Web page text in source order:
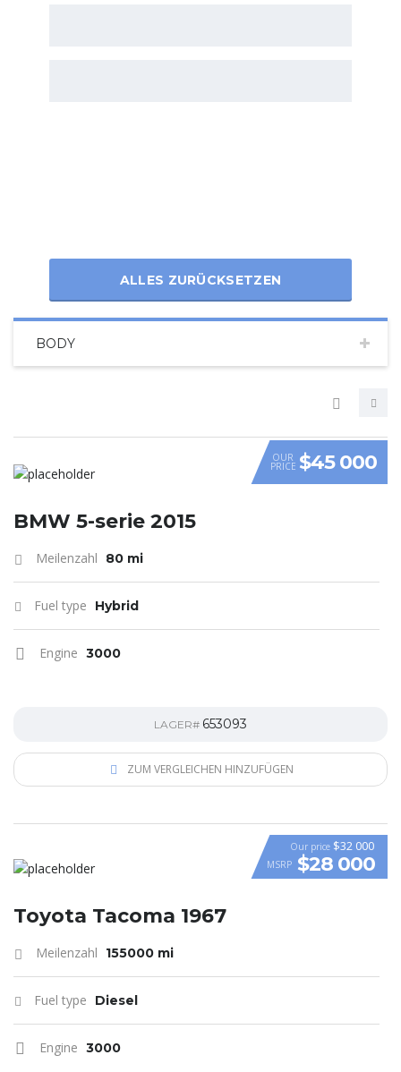
ALLES ZURÜCKSETZEN
BODY
VIDEO
OUR
PRICE $45 000
BMW 5-serie 2015
Meilenzahl 80 mi
Fuel type Hybrid
Engine 3000
LAGER# 653093
ZUM VERGLEICHEN HINZUFÜGEN
Our price $32 000
MSRP $28 000
Toyota Tacoma 1967
Meilenzahl 155000 mi
Fuel type Diesel
Engine 3000